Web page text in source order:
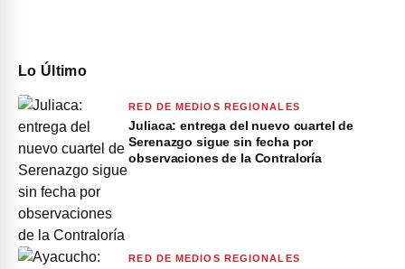
Lo Último
RED DE MEDIOS REGIONALES
Juliaca: entrega del nuevo cuartel de
Serenazgo sigue sin fecha por
observaciones de la Contraloría
RED DE MEDIOS REGIONALES